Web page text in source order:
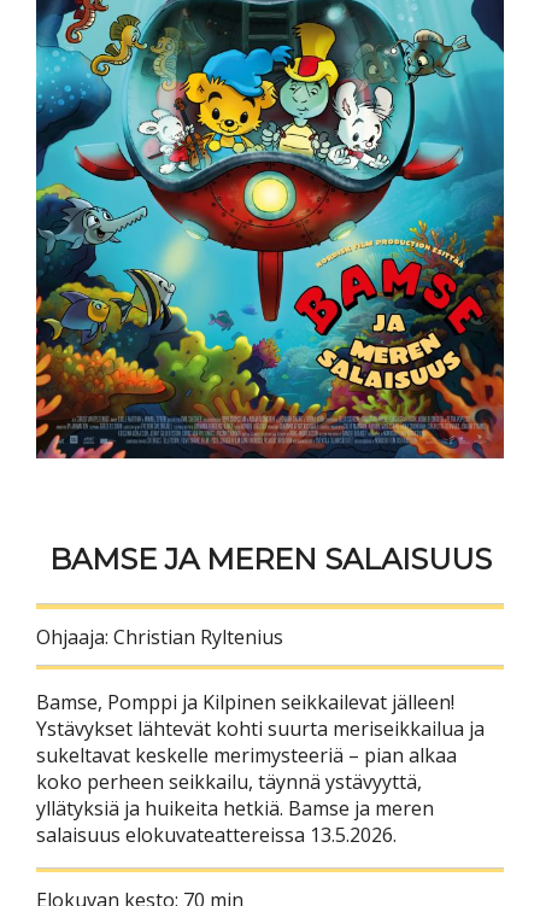
BAMSE JA MEREN SALAISUUS
Ohjaaja: Christian Ryltenius
Bamse, Pomppi ja Kilpinen seikkailevat jälleen!
Ystävykset lähtevät kohti suurta meriseikkailua ja
sukeltavat keskelle merimysteeriä – pian alkaa
koko perheen seikkailu, täynnä ystävyyttä,
yllätyksiä ja huikeita hetkiä. Bamse ja meren
salaisuus elokuvateattereissa 13.5.2026.
Elokuvan kesto: 70 min